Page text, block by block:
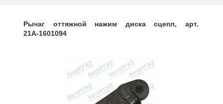
Рычаг оттяжной нажим диска сцепл, арт.
21А-1601094